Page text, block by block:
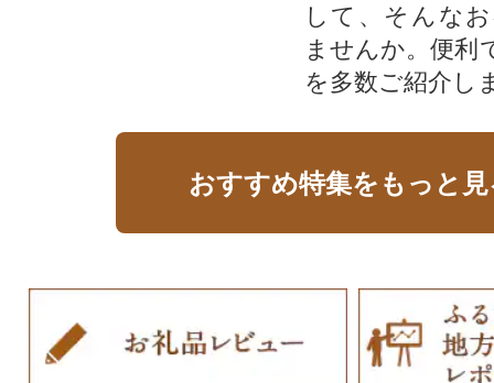
して、そんな
ませんか。便利
を多数ご紹介し
おすすめ特集をもっと